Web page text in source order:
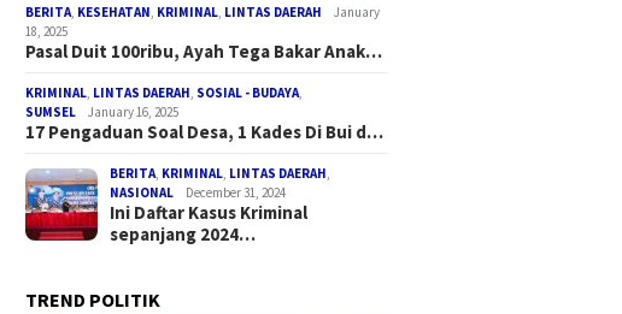
BERITA, KESEHATAN, KRIMINAL, LINTAS DAERAH
January
18, 2025
Pasal Duit 100ribu, Ayah Tega Bakar Anak…
KRIMINAL, LINTAS DAERAH, SOSIAL - BUDAYA,
SUMSEL
January 16, 2025
17 Pengaduan Soal Desa, 1 Kades Di Bui d…
BERITA, KRIMINAL, LINTAS DAERAH,
NASIONAL
December 31, 2024
Ini Daftar Kasus Kriminal
sepanjang 2024…
TREND POLITIK